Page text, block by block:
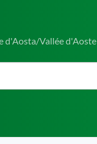
d'Aosta/Vallée d'Aoste